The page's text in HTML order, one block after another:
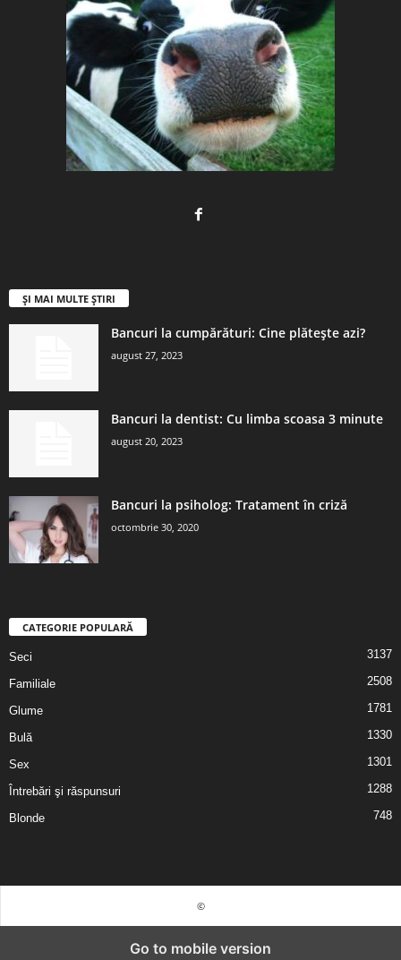
ȘI MAI MULTE ȘTIRI
Bancuri la cumpărături: Cine plătește azi?
august 27, 2023
Bancuri la dentist: Cu limba scoasa 3 minute
august 20, 2023
Bancuri la psiholog: Tratament în criză
octombrie 30, 2020
CATEGORIE POPULARĂ
Seci 3137
Familiale 2508
Glume 1781
Bulă 1330
Sex 1301
Întrebări şi răspunsuri 1288
Blonde 748
©
Go to mobile version